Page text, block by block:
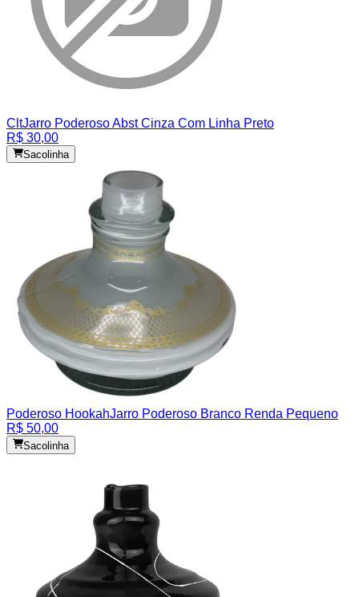
CltJarro Poderoso Abst Cinza Com Linha Preto
R$ 30,00
Sacolinha
Poderoso HookahJarro Poderoso Branco Renda Pequeno
R$ 50,00
Sacolinha